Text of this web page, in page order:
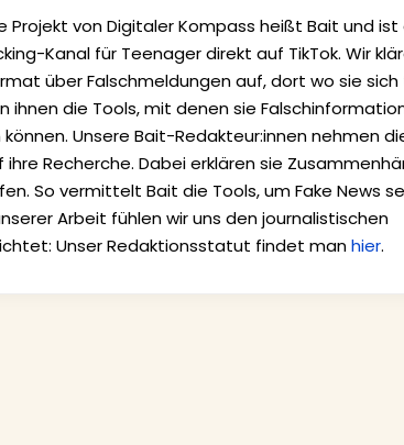
Projekt von Digitaler Kompass heißt Bait und
Kanal für Teenager direkt auf TikTok. Wir
über Falschmeldungen auf, dort wo sie
ihnen die Tools, mit denen sie
Unsere Bait-Redakteur:innen nehmen
Recherche. Dabei erklären sie
So vermittelt Bait die Tools, um Fake News
Arbeit fühlen wir uns den journalistischen
Unser Redaktionsstatut findet manhier.